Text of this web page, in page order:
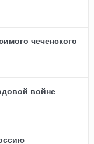
чеченского
войне